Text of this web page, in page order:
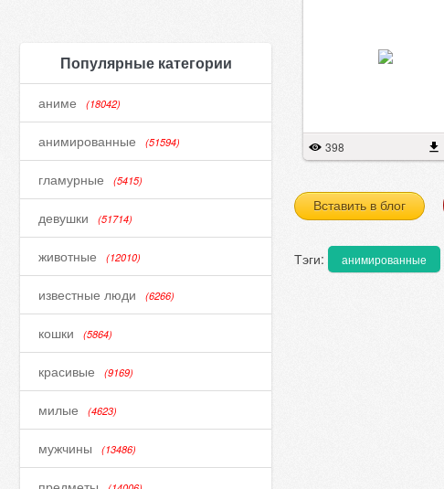
Популярные категории
аниме (18042)
анимированные (51594)
гламурные (5415)
девушки (51714)
животные (12010)
известные люди (6266)
кошки (5864)
красивые (9169)
милые (4623)
мужчины (13486)
398
Вставить в блог
Тэги: анимированные